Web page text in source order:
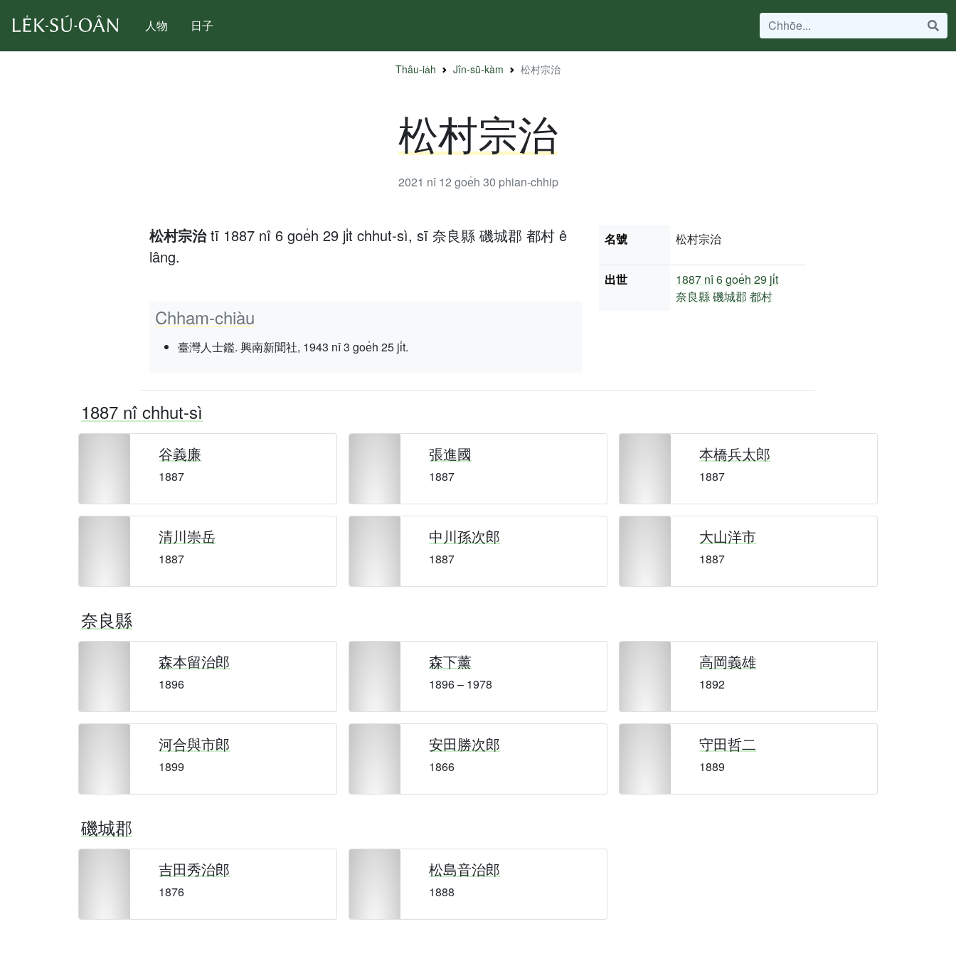
人物 日子
Thâu-ia̍h Jîn-sū-kàm 松村宗治
松村宗治
2021 nî 12 goe̍h 30 phian-chhip
松村宗治tī 1887 nî 6 goe̍h 29 ji̍t chhut-sì, sī 奈良縣 磯城郡 都村 ê
lâng.
Chham-chiàu
臺灣人士鑑. 興南新聞社, 1943 nî 3 goe̍h 25 ji̍t.
名號 松村宗治
出世 1887 nî6 goe̍h 29 ji̍t
奈良縣磯城郡 都村
1887 nî chhut-sì
谷義廉
1887
張進國
1887
本橋兵太郎
1887
清川崇岳
1887
中川孫次郎
1887
大山洋市
1887
奈良縣
森本留治郎
1896
森下薰
1896 – 1978
高岡義雄
1892
河合與市郎
1899
安田勝次郎
1866
守田哲二
1889
磯城郡
吉田秀治郎
1876
松島音治郎
1888